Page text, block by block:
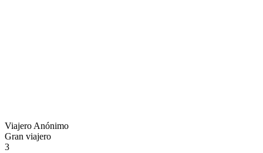
Viajero Anónimo
Gran viajero
3